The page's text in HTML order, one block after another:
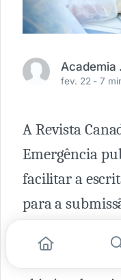
fev. 22 -7
A Revista
Emergência
facilitar a
para a